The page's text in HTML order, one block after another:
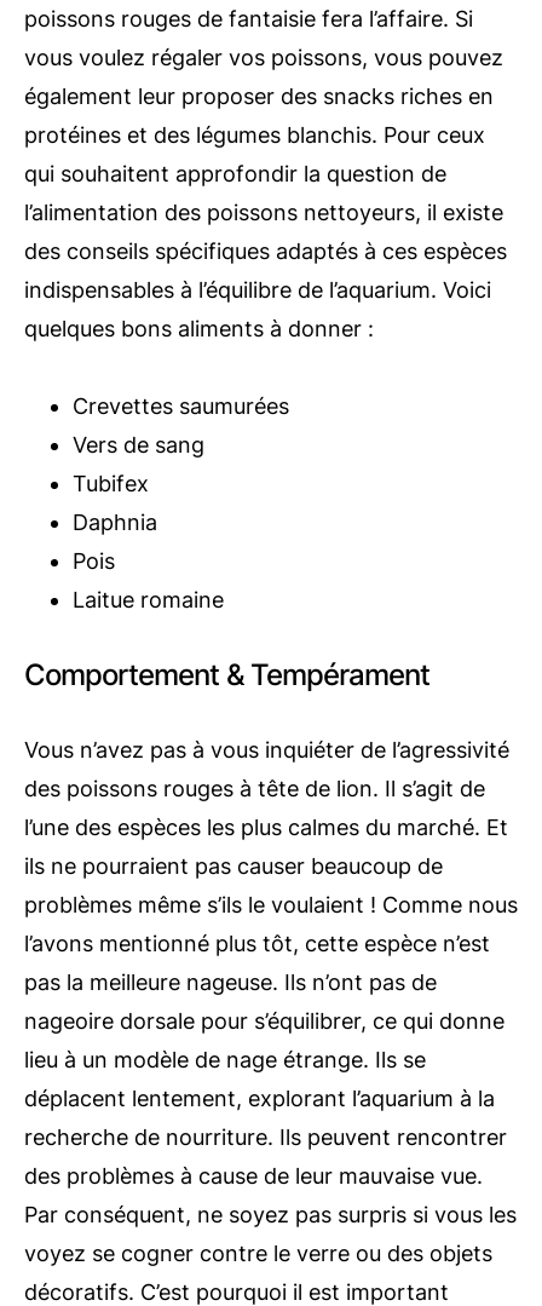
poissons rouges de fantaisie fera l’affaire. Si
vous voulez régaler vos poissons, vous pouvez
également leur proposer des snacks riches en
protéines et des légumes blanchis. Pour ceux
qui souhaitent approfondir la question de
l’alimentation des poissons nettoyeurs, il existe
des conseils spécifiques adaptés à ces espèces
indispensables à l’équilibre de l’aquarium. Voici
quelques bons aliments à donner :
Crevettes saumurées
Vers de sang
Tubifex
Daphnia
Pois
Laitue romaine
Comportement & Tempérament
Vous n’avez pas à vous inquiéter de l’agressivité
des poissons rouges à tête de lion. Il s’agit de
l’une des espèces les plus calmes du marché. Et
ils ne pourraient pas causer beaucoup de
problèmes même s’ils le voulaient ! Comme nous
l’avons mentionné plus tôt, cette espèce n’est
pas la meilleure nageuse. Ils n’ont pas de
nageoire dorsale pour s’équilibrer, ce qui donne
lieu à un modèle de nage étrange. Ils se
déplacent lentement, explorant l’aquarium à la
recherche de nourriture. Ils peuvent rencontrer
des problèmes à cause de leur mauvaise vue.
Par conséquent, ne soyez pas surpris si vous les
voyez se cogner contre le verre ou des objets
décoratifs. C’est pourquoi il est important